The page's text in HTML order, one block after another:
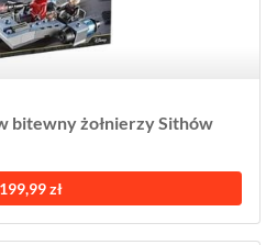
bitewny żołnierzy Sithów
199,99 zł